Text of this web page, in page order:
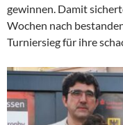
gewinnen. Damit
Wochen nach
Turniersieg für ihre